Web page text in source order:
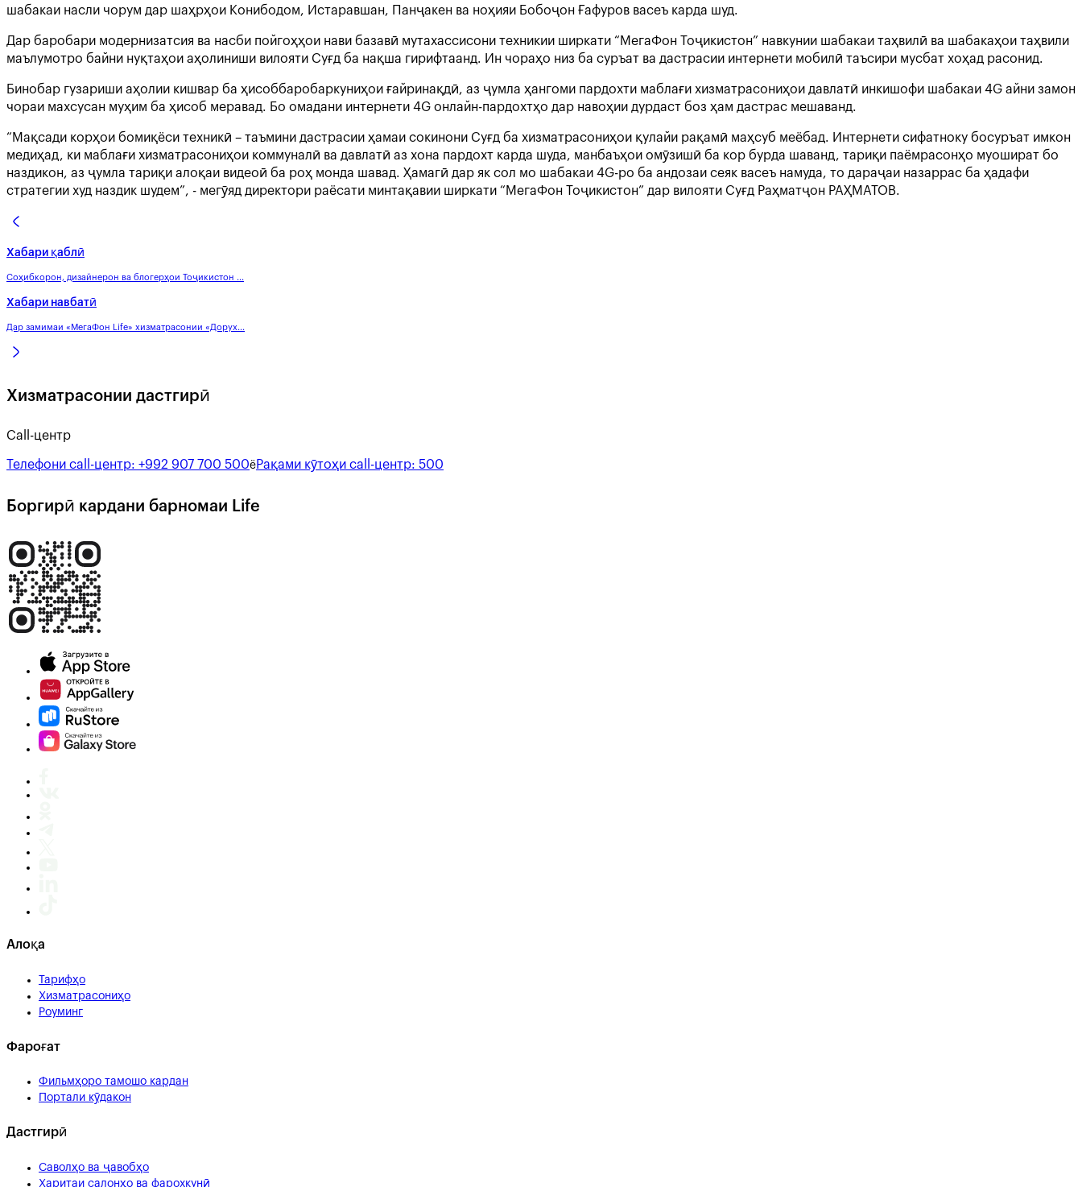
шабакаи насли чорум дар шаҳрҳои Конибодом, Истаравшан, Панҷакен ва ноҳияи Бобоҷон Ғафуров васеъ карда шуд.
Дар баробари модернизатсия ва насби пойгоҳҳои нави базавӣ мутахассисони техникии ширкати “МегаФон Тоҷикистон” навкунии шабакаи таҳвилӣ ва шабакаҳои таҳвили
маълумотро байни нуқтаҳои аҳолиниши вилояти Суғд ба нақша гирифтаанд. Ин чораҳо низ ба суръат ва дастрасии интернети мобилӣ таъсири мусбат хоҳад расонид.
Бинобар гузариши аҳолии кишвар ба ҳисоббаробаркуниҳои ғайринақдӣ, аз ҷумла ҳангоми пардохти маблағи хизматрасониҳои давлатӣ инкишофи шабакаи 4G айни замон
чораи махсусан муҳим ба ҳисоб меравад. Бо омадани интернети 4G онлайн-пардохтҳо дар навоҳии дурдаст боз ҳам дастрас мешаванд.
“Мақсади корҳои бомиқёси техникӣ – таъмини дастрасии ҳамаи сокинони Суғд ба хизматрасониҳои қулайи рақамӣ маҳсуб меёбад. Интернети сифатноку босуръат имкон
медиҳад, ки маблағи хизматрасониҳои коммуналӣ ва давлатӣ аз хона пардохт карда шуда, манбаъҳои омӯзишӣ ба кор бурда шаванд, тариқи паёмрасонҳо муошират бо
наздикон, аз ҷумла тариқи алоқаи видеоӣ ба роҳ монда шавад. Ҳамагӣ дар як сол мо шабакаи 4G-ро ба андозаи сеяк васеъ намуда, то дараҷаи назаррас ба ҳадафи
стратегии худ наздик шудем”, - мегӯяд директори раёсати минтақавии ширкати “МегаФон Тоҷикистон” дар вилояти Суғд Раҳматҷон РАҲМАТОВ.
Хабари қаблӣ
Соҳибкорон, дизайнерон ва блогерҳои Тоҷикистон ...
Хабари навбатӣ
Дар замимаи «МегаФон Life» хизматрасонии «Дорух...
Хизматрасонии дастгирӣ
Call-центр
Телефони call-центр: +992 907 700 500ёРақами кӯтоҳи call-центр: 500
Боргирӣ кардани барномаи Life
Алоқа
Тарифҳо
Хизматрасониҳо
Роуминг
Фароғат
Фильмҳоро тамошо кардан
Портали кӯдакон
Дастгирӣ
Саволҳо ва ҷавобҳо
Харитаи салонҳо ва фарохкунӣ